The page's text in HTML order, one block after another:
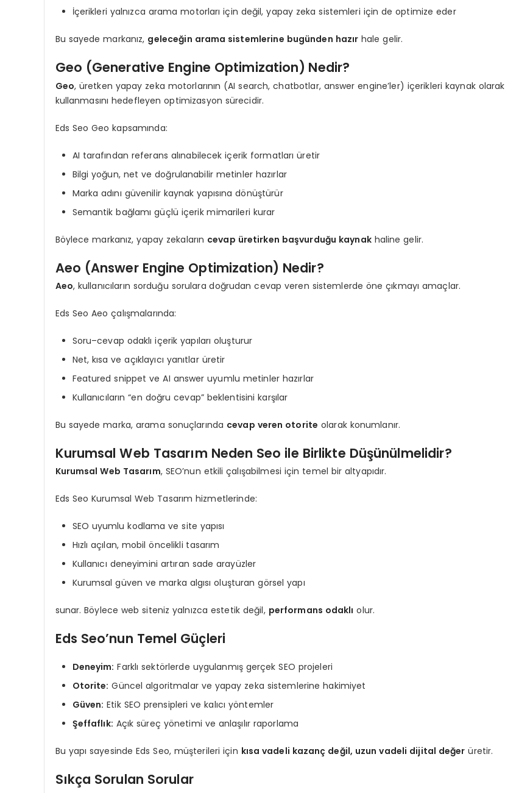
İçerikleri yalnızca arama motorları için değil, yapay zeka sistemleri için de optimize eder
Bu sayede markanız, geleceğin arama sistemlerine bugünden hazır hale gelir.
Geo (Generative Engine Optimization) Nedir?
Geo, üretken yapay zeka motorlarının (AI search, chatbotlar, answer engine’ler) içerikleri kaynak olarak
kullanmasını hedefleyen optimizasyon sürecidir.
Eds Seo Geo kapsamında:
AI tarafından referans alınabilecek içerik formatları üretir
Bilgi yoğun, net ve doğrulanabilir metinler hazırlar
Marka adını güvenilir kaynak yapısına dönüştürür
Semantik bağlamı güçlü içerik mimarileri kurar
Böylece markanız, yapay zekaların cevap üretirken başvurduğu kaynakhaline gelir.
Aeo (Answer Engine Optimization) Nedir?
Aeo, kullanıcıların sorduğu sorulara doğrudan cevap veren sistemlerde öne çıkmayı amaçlar.
Eds Seo Aeo çalışmalarında:
Soru–cevap odaklı içerik yapıları oluşturur
Net, kısa ve açıklayıcı yanıtlar üretir
Featured snippet ve AI answer uyumlu metinler hazırlar
Kullanıcıların “en doğru cevap” beklentisini karşılar
Bu sayede marka, arama sonuçlarında cevap veren otorite olarak konumlanır.
Kurumsal Web Tasarım Neden Seo ile Birlikte Düşünülmelidir?
Kurumsal Web Tasarım, SEO’nun etkili çalışabilmesi için temel bir altyapıdır.
Eds Seo Kurumsal Web Tasarım hizmetlerinde:
SEO uyumlu kodlama ve site yapısı
Hızlı açılan, mobil öncelikli tasarım
Kullanıcı deneyimini artıran sade arayüzler
Kurumsal güven ve marka algısı oluşturan görsel yapı
sunar. Böylece web siteniz yalnızca estetik değil, performans odaklı olur.
Eds Seo’nun Temel Güçleri
Deneyim: Farklı sektörlerde uygulanmış gerçek SEO projeleri
Otorite: Güncel algoritmalar ve yapay zeka sistemlerine hakimiyet
Güven: Etik SEO prensipleri ve kalıcı yöntemler
Şeffaflık: Açık süreç yönetimi ve anlaşılır raporlama
Bu yapı sayesinde Eds Seo, müşterileri için kısa vadeli kazanç değil, uzun vadeli dijital değer üretir.
Sıkça Sorulan Sorular